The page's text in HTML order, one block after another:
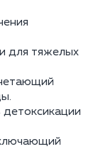
для тяжелых